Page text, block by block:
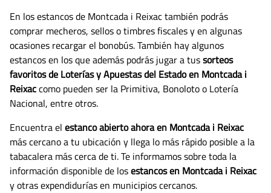
En los estancos de Montcada i Reixac también podrás
comprar mecheros, sellos o timbres fiscales y en algunas
ocasiones recargar el bonobús. También hay algunos
estancos en los que además podrás jugar a tussorteos
favoritos de Loterías y Apuestas del Estado en Montcada i
Reixaccomo pueden ser la Primitiva, Bonoloto o Lotería
Nacional, entre otros.
Encuentra el estanco abierto ahora en Montcada i Reixac
más cercano a tu ubicación y llega lo más rápido posible a la
tabacalera más cerca de ti. Te informamos sobre toda la
información disponible de losestancos en Montcada i Reixac
y otras expendidurías en municipios cercanos.